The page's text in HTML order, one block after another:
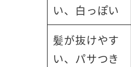
い、白っぽい
髪が抜けやす
い、パサつき